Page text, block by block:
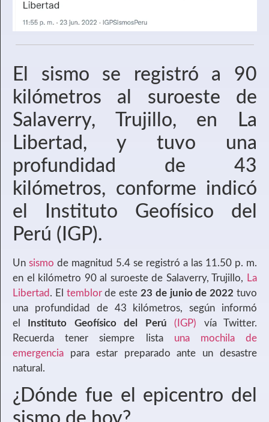
El sismo se registró a 90
kilómetros al suroeste de
Salaverry, Trujillo, en La
Libertad, y tuvo una
profundidad de 43
kilómetros, conforme indicó
el Instituto Geofísico del
Perú (IGP).
Un sismo de magnitud 5.4 se registró a las 11.50 p. m.
en el kilómetro 90 al suroeste de Salaverry, Trujillo, La
Libertad . El temblorde este 23 de junio de 2022 tuvo
una profundidad de 43 kilómetros, según informó
el
Instituto Geofísico del Perú(IGP) vía Twitter.
Recuerda tener siempre lista una mochila de
emergencia para estar preparado ante un desastre
natural.
¿Dónde fue el epicentro del